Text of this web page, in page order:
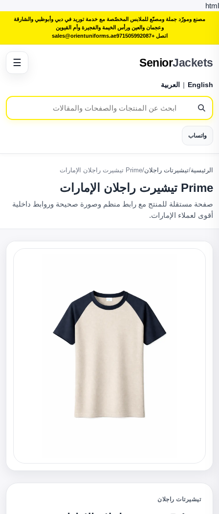
html
مصنع ومورّد جملة ومصنّع للملابس المخصّصة مع خدمة توريد في دبي وأبوظبي والشارقة
وعجمان والعين ورأس الخيمة والفجيرة وأم القيوين
اتصل +971505992087
sales@orientuniforms.ae
SeniorJackets
English
| العربية
واتساب
☰
الرئيسية/تيشيرتات راجلان/Prime تيشيرت راجلان الإمارات
Prime تيشيرت راجلان الإمارات
صفحة مستقلة للمنتج مع رابط منظم وصورة صحيحة وروابط داخلية
أقوى لعملاء الإمارات.
تيشيرتات راجلان